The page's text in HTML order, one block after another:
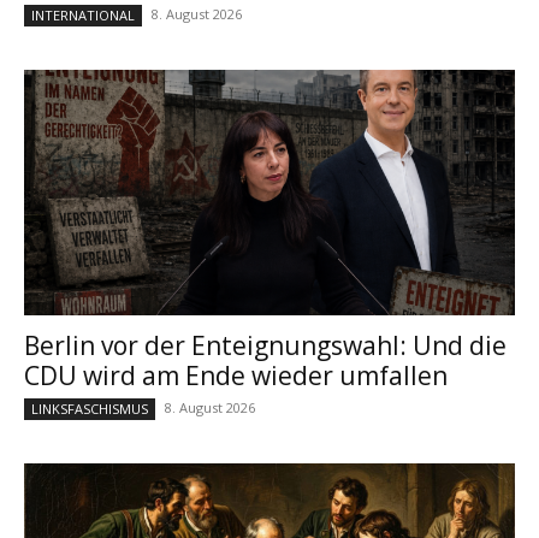
INTERNATIONAL 8. August 2026
Berlin vor der Enteignungswahl: Und die
CDU wird am Ende wieder umfallen
LINKSFASCHISMUS 8. August 2026